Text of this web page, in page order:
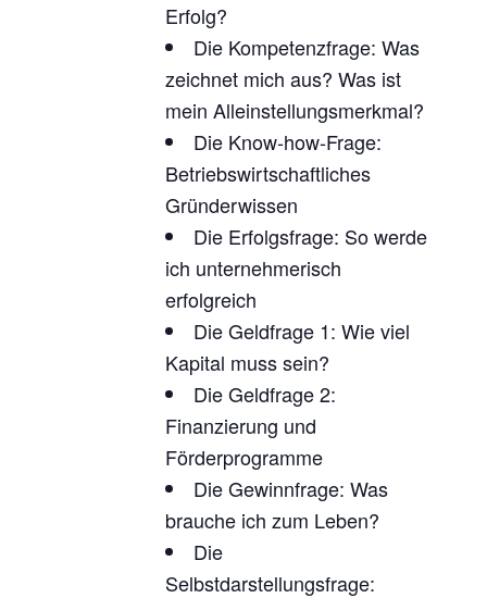
Erfolg?
Die Kompetenzfrage: Was
zeichnet mich aus? Was ist
mein Alleinstellungsmerkmal?
Die Know-how-Frage:
Betriebswirtschaftliches
Gründerwissen
Die Erfolgsfrage: So werde
ich unternehmerisch
erfolgreich
Die Geldfrage 1: Wie viel
Kapital muss sein?
Die Geldfrage 2:
Finanzierung und
Förderprogramme
Die Gewinnfrage: Was
brauche ich zum Leben?
Die
Selbstdarstellungsfrage: